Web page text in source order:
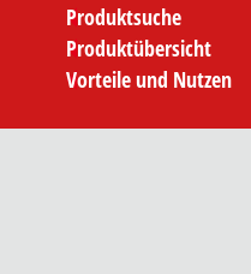
Produktsuche
Produktübersicht
Vorteile und Nutzen